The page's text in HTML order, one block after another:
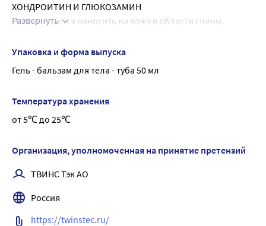
ХОНДРОИТИН И ГЛЮКОЗАМИН
Рекомендуется наносить на кожу в области спины,
способствует восстановлению, снимает ощущение
дискомфорта. Глюкозамин нормализует обменные
процессы, улучшает питание тканей.
Развернуть
Упаковка и форма выпуска
Гель - бальзам для тела - туба 50 мл
Температура хранения
от 5℃ до 25℃
Организация, уполномоченная на принятие претензий
ТВИНС Тэк АО
Россия
https://twinstec.ru/